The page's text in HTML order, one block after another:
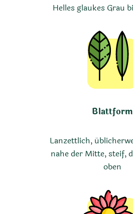
Helles glaukes Grau
Blattform
Lanzettlich,
nahe der Mitte, steif,
oben